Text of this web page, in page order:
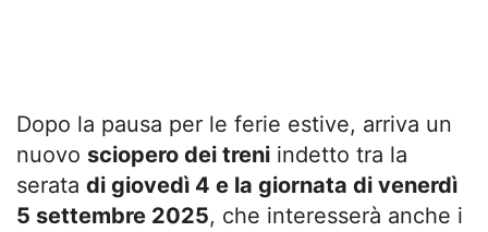
Dopo la pausa per le ferie estive, arriva un
nuovo sciopero dei treni indetto tra la
serata di giovedì 4 e la giornata di venerdì
5 settembre 2025, che interesserà anche i